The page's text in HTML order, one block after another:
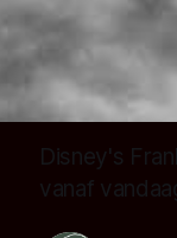
Disney's
vanaf